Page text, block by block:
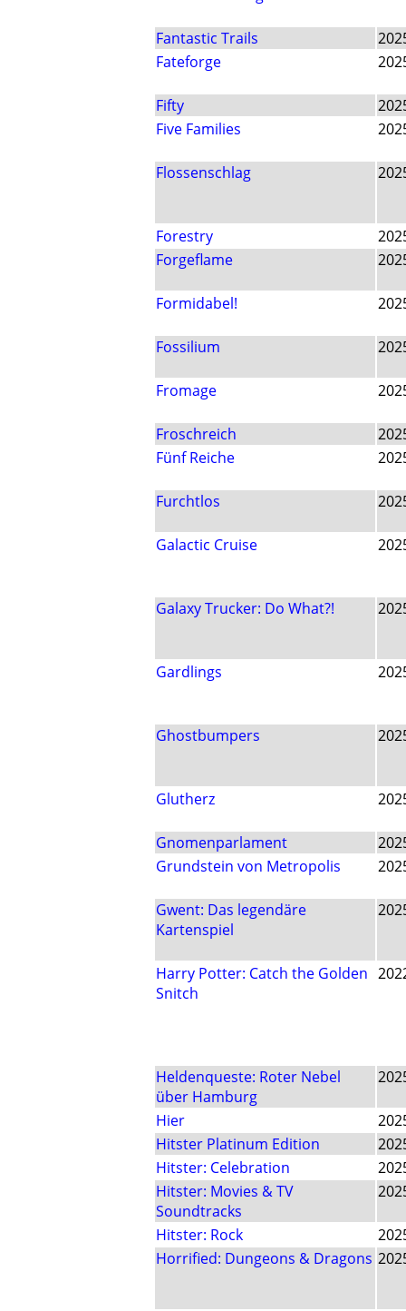
Fantastic Trails
Fateforge
Fifty
Five Families
Flossenschlag
Forestry
Forgeflame
Formidabel!
Fossilium
Fromage
Froschreich
Fünf Reiche
Furchtlos
Galactic Cruise
Galaxy Trucker: Do What?!
Gardlings
Ghostbumpers
Glutherz
Gnomenparlament
Grundstein von Metropolis
Gwent: Das legendäre
Kartenspiel
Harry Potter: Catch the Golden
Snitch
Heldenqueste: Roter Nebel
über Hamburg
Hier
Hitster Platinum Edition
Hitster: Celebration
Hitster: Movies & TV
Soundtracks
Hitster: Rock
Horrified: Dungeons & Dragons